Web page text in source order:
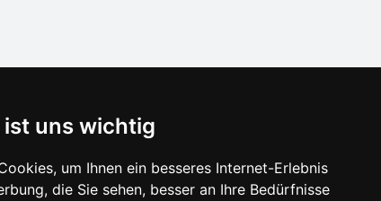
uns wichtig
um Ihnen ein besseres Internet-Erlebnis
die Sie sehen, besser an Ihre Bedürfnisse
Dalmatien